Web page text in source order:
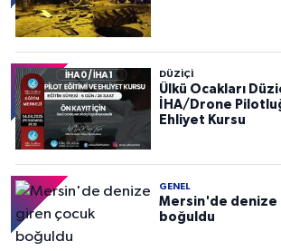
DÜZIÇI
Ülkü Ocakları
İHA/Drone
Ehliyet Kursu
GENEL
Mersin'de denize
boğuldu